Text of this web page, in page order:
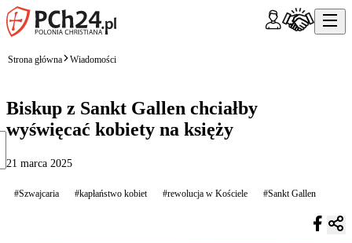
Strona główna Wiadomości
Biskup z Sankt Gallen chciałby
wyświęcać kobiety na księży
21 marca 2025
#Szwajcaria #kapłaństwo kobiet #rewolucja w Kościele #Sankt Gallen